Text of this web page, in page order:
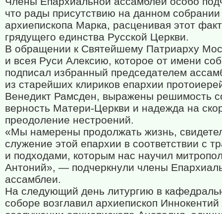
что рады присутствию на данном собрании
архиепископа Марка, расценивая этот факт
грядущего единства Русской Церкви.
В обращении к Святейшему Патриарху
и всея Руси Алексию, которое от имени
подписал избранный председателем
из старейших клириков епархии
Венедикт Рамсден, выражены решимость
верность Матери-Церкви и надежда на
преодоление нестроений.
«Мы намерены продолжать жизнь,
служение этой епархии в соответствии с
и подходами, которым нас научил
Антоний», — подчеркнули члены
ассамблеи.
На следующий день литургию в
соборе возглавил архиепископ Иннокентий